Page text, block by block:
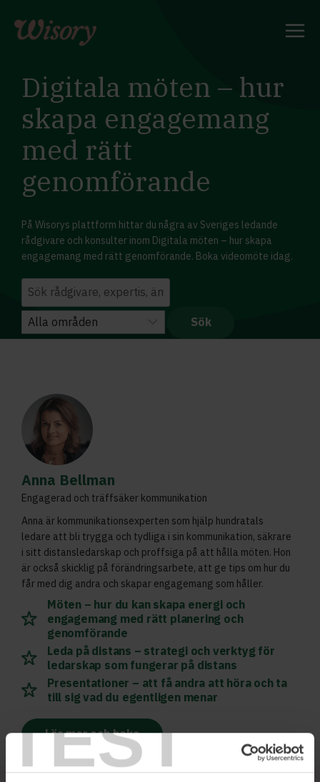
TEST
content
Digitala möten – hur
skapa engagemang
med rätt
genomförande
På Wisorys plattform hittar du några av Sveriges ledande
rådgivare och konsulter inom Digitala möten – hur skapa
engagemang med rätt genomförande. Boka videomöte idag.
Anna Bellman
Engagerad och träffsäker kommunikation
Anna är kommunikationsexperten som hjälp hundratals
ledare att bli trygga och tydliga i sin kommunikation, säkrare
i sitt distansledarskap och proffsiga på att hålla möten. Hon
är också skicklig på förändringsarbete, att ge tips om hur du
får med dig andra och skapar engagemang som håller.
Möten – hur du kan skapa energi och
engagemang med rätt planering och
genomförande
Leda på distans – strategi och verktyg för
ledarskap som fungerar på distans
Presentationer – att få andra att höra och ta
till sig vad du egentligen menar
Läs mer och boka